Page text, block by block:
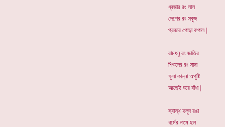
ধ্বজার রং লাল
দেশের রং সবুজ
প্রজার পোড়া কপাল |
রামধনু রং জাতির
শিশুদের রং সাদা
ক্ষুধা কান্না অপুষ্টি
আছেই ঘরে বাঁধা |
স্বাস্থ হলুদ রঙা
ধর্মের নামে ছল